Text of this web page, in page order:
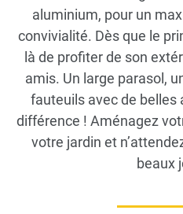
aluminium, pour un
convivialité. Dès que le
là de profiter de son
amis. Un large parasol,
fauteuils avec de belles
différence ! Aménagez
votre jardin et
beaux